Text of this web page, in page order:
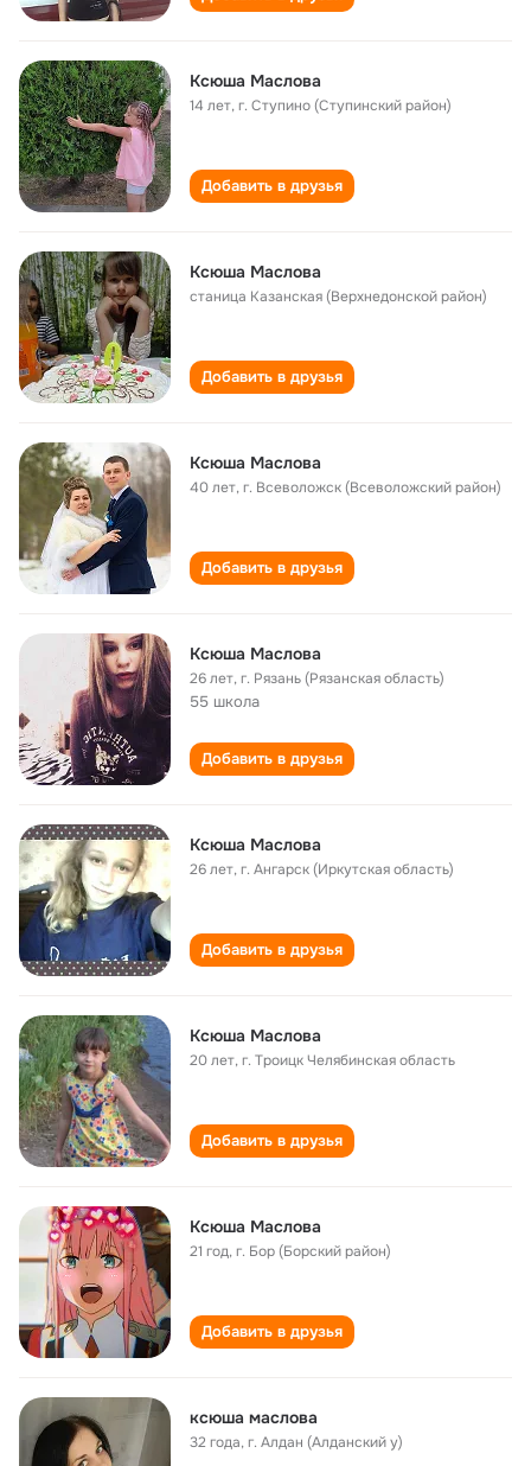
Ксюша Маслова
14 лет,г. Ступино (Ступинский район)
Добавить в друзья
Ксюша Маслова
станица Казанская (Верхнедонской район)
Добавить в друзья
Ксюша Маслова
40 лет,г. Всеволожск (Всеволожский район)
Добавить в друзья
Ксюша Маслова
26 лет,г. Рязань (Рязанская область)
55 школа
Добавить в друзья
Ксюша Маслова
26 лет,г. Ангарск (Иркутская область)
Добавить в друзья
Ксюша Маслова
20 лет,г. Троицк Челябинская область
Добавить в друзья
Ксюша Маслова
21 год,г. Бор (Борский район)
Добавить в друзья
ксюша маслова
32 года,г. Алдан (Алданский у)